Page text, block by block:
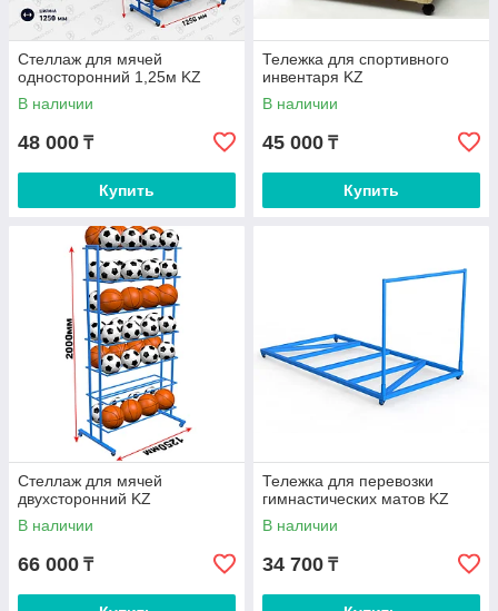
Стеллаж для мячей
односторонний 1,25м KZ
В наличии
48 000 ₸
Купить
Тележка для спортивного
инвентаря KZ
В наличии
45 000 ₸
Купить
Стеллаж для мячей
двухсторонний KZ
В наличии
66 000 ₸
Тележка для перевозки
гимнастических матов KZ
В наличии
34 700 ₸